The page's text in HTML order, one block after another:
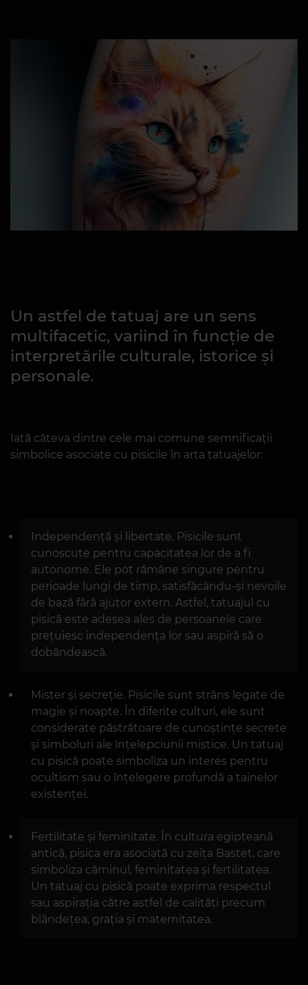
Un astfel de tatuaj are un sens
multifacetic, variind în funcție de
interpretările culturale, istorice și
personale.
Iată câteva dintre cele mai comune semnificații
simbolice asociate cu pisicile în arta tatuajelor:
Independență și libertate. Pisicile sunt
cunoscute pentru capacitatea lor de a fi
autonome. Ele pot rămâne singure pentru
perioade lungi de timp, satisfăcându-și nevoile
de bază fără ajutor extern. Astfel, tatuajul cu
pisică este adesea ales de persoanele care
prețuiesc independența lor sau aspiră să o
dobândească.
Mister și secreție. Pisicile sunt strâns legate de
magie și noapte. În diferite culturi, ele sunt
considerate păstrătoare de cunoștințe secrete
și simboluri ale înțelepciunii mistice. Un tatuaj
cu pisică poate simboliza un interes pentru
ocultism sau o înțelegere profundă a tainelor
existenței.
Fertilitate și feminitate. În cultura egipteană
antică, pisica era asociată cu zeița Bastet, care
simboliza căminul, feminitatea și fertilitatea.
Un tatuaj cu pisică poate exprima respectul
sau aspirația către astfel de calități precum
blândețea, grația și maternitatea.